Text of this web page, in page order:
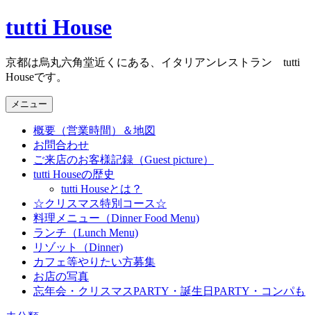
コ
ン
ン
ツ
へ
ス
tutti House
京都は烏丸六角堂近くにある、イタリアンレストラン tutti
Houseです。
メニュー
概要（営業時間）＆地図
お問合わせ
ご来店のお客様記録（Guest picture）
tutti Houseの歴史
tutti Houseとは？
☆クリスマス特別コース☆
料理メニュー（Dinner Food Menu)
ランチ（Lunch Menu)
リゾット（Dinner)
カフェ等やりたい方募集
お店の写真
忘年会・クリスマスPARTY・誕生日PARTY・コンパも